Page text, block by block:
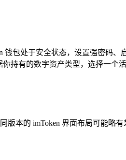
钱包处于安全状态，设置强密码、
你持有的数字资产类型，选择一
版本的 imToken 界面布局可能略